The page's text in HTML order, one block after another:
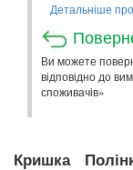
Детальніше
Ви можете
відповідно до
споживачів»
Кришка